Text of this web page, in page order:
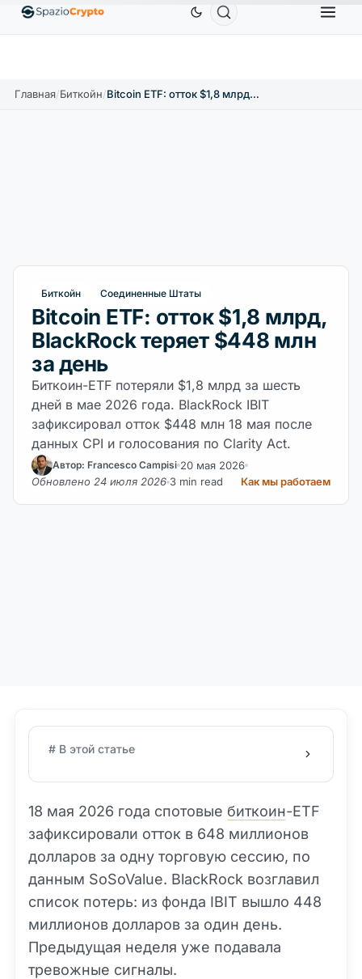
EthereumETH1 880,58 $ Tether USDT0,9991 $ BNBBNB
Главная/Биткойн/ Bitcoin ETF: отток $1,8 млрд, BlackRock теряет $448 млн за день
Биткойн Соединенные Штаты
Bitcoin ETF: отток $1,8 млрд,
BlackRock теряет $448 млн
за день
Биткоин-ETF потеряли $1,8 млрд за шесть
дней в мае 2026 года. BlackRock IBIT
зафиксировал отток $448 млн 18 мая после
данных CPI и голосования по Clarity Act.
Автор: Francesco Campisi 20 мая 2026
Обновлено 24 июля 2026 3 min read Как мы работаем
# В этой статье
18 мая 2026 года спотовые биткоин-ETF
зафиксировали отток в 648 миллионов
долларов за одну торговую сессию, по
данным SoSoValue. BlackRock возглавил
список потерь: из фонда IBIT вышло 448
миллионов долларов за один день.
Предыдущая неделя уже подавала
тревожные сигналы.